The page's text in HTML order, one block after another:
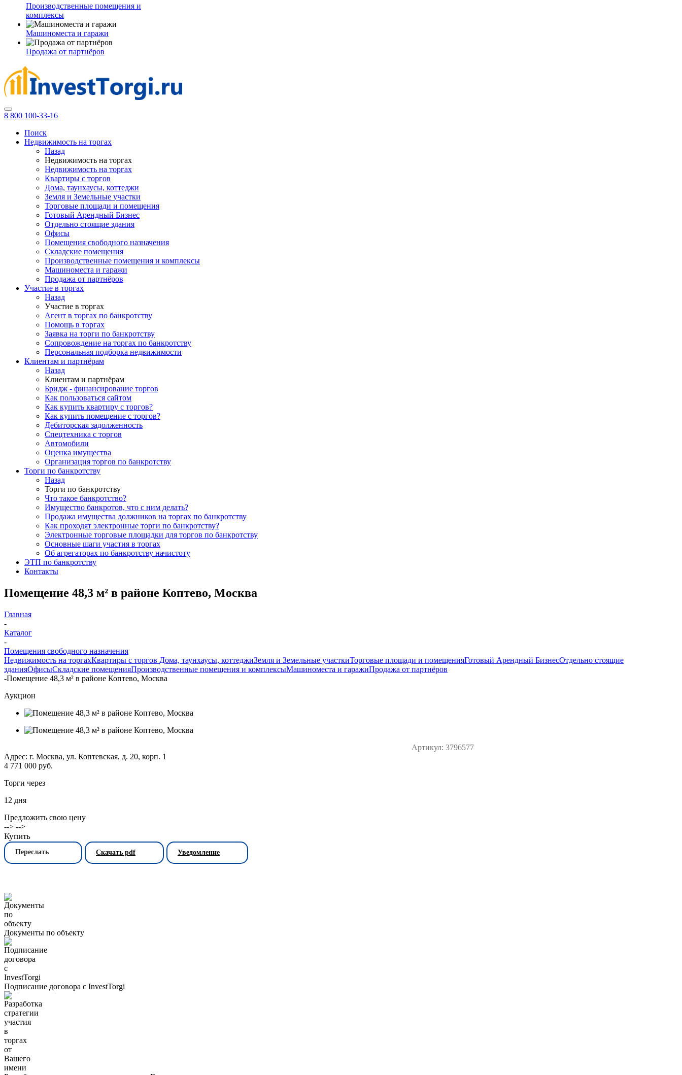
Производственные помещения и
комплексы
Машиноместа и гаражи
Продажа от партнёров
8 800 100-33-16
Поиск
Недвижимость на торгах
Назад
Недвижимость на торгах
Недвижимость на торгах
Квартиры с торгов
Дома, таунхаусы, коттеджи
Земля и Земельные участки
Торговые площади и помещения
Готовый Арендный Бизнес
Отдельно стоящие здания
Офисы
Помещения свободного назначения
Складские помещения
Производственные помещения и комплексы
Машиноместа и гаражи
Продажа от партнёров
Участие в торгах
Назад
Участие в торгах
Агент в торгах по банкротству
Помощь в торгах
Заявка на торги по банкротству
Сопровождение на торгах по банкротству
Персональная подборка недвижимости
Клиентам и партнёрам
Назад
Клиентам и партнёрам
Бридж - финансирование торгов
Как пользоваться сайтом
Как купить квартиру с торгов?
Как купить помещение с торгов?
Дебиторская задолженность
Спецтехника с торгов
Автомобили
Оценка имущества
Организация торгов по банкротству
Торги по банкротству
Назад
Торги по банкротству
Что такое банкротство?
Имущество банкротов, что с ним делать?
Продажа имущества должников на торгах по банкротству
Как проходят электронные торги по банкротству?
Электронные торговые площадки для торгов по банкротству
Основные шаги участия в торгах
Об агрегаторах по банкротству начистоту
ЭТП по банкротству
Контакты
Помещение 48,3 м² в районе Коптево, Москва
Главная
-
Каталог
-
Помещения свободного назначения
Недвижимость на торгахКвартиры с торгов Дома, таунхаусы, коттеджиЗемля и Земельные участкиТорговые площади и помещенияГотовый Арендный БизнесОтдельно стоящие
зданияОфисыСкладские помещенияПроизводственные помещения и комплексыМашиноместа и гаражиПродажа от партнёров
-Помещение 48,3 м² в районе Коптево, Москва
Аукцион
Артикул: 3796577
Адрес: г. Москва, ул. Коптевская, д. 20, корп. 1
4 771 000 руб.
Торги через
12 дня
Предложить свою цену
--> -->
Купить
Переслать Скачать pdf Уведомление
Документы по объекту
Подписание договора с InvestTorgi